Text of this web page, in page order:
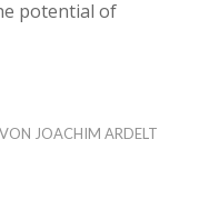
potential of
VON JOACHIM ARDELT